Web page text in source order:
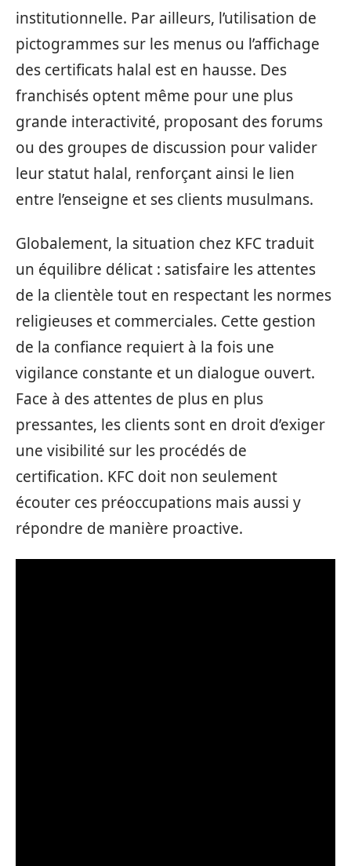
institutionnelle. Par ailleurs, l’utilisation de
pictogrammes sur les menus ou l’affichage
des certificats halal est en hausse. Des
franchisés optent même pour une plus
grande interactivité, proposant des forums
ou des groupes de discussion pour valider
leur statut halal, renforçant ainsi le lien
entre l’enseigne et ses clients musulmans.
Globalement, la situation chez KFC traduit
un équilibre délicat : satisfaire les attentes
de la clientèle tout en respectant les normes
religieuses et commerciales. Cette gestion
de la confiance requiert à la fois une
vigilance constante et un dialogue ouvert.
Face à des attentes de plus en plus
pressantes, les clients sont en droit d’exiger
une visibilité sur les procédés de
certification. KFC doit non seulement
écouter ces préoccupations mais aussi y
répondre de manière proactive.